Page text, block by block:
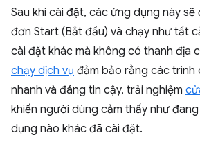
Sau khi cài đặt, các ứng dụng này
đơn Start (Bắt đầu) và chạy như tất
cài đặt khác mà không có thanh địa
chạy dịch vụ đảm bảo rằng các trình
nhanh và đáng tin cậy, trải nghiệm
khiến người dùng cảm thấy như
dụng nào khác đã cài đặt.